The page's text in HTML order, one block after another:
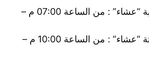
الرحلة النيلية الثانية “عشاء” : من الساعة 07:00 م –
الرحلة النيلية الثالثة “عشاء” : من الساعة 10:00 م –